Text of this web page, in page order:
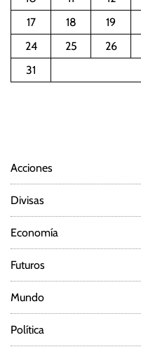
17
18 19
24
25 26
31
Acciones
Divisas
Economía
Futuros
Mundo
Política